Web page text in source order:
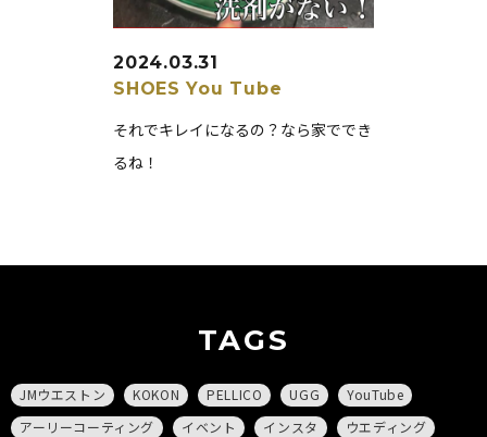
2024.03.31
SHOES You Tube
それでキレイになるの？なら家ででき
るね！
TAGS
JMウエストン KOKON PELLICO UGG
YouTube
アーリーコーティング
イベント インスタ
ウエディング